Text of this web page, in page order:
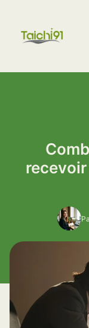
contenu
recevoir